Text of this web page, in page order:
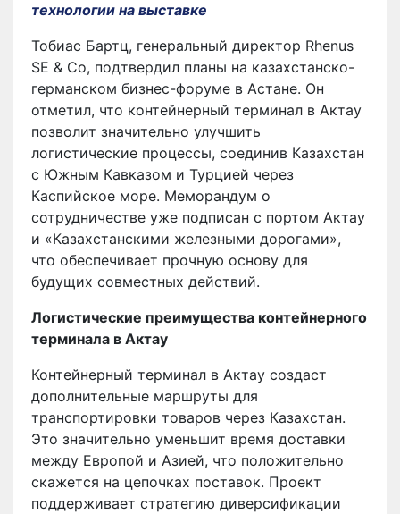
технологии на выставке
Тобиас Бартц, генеральный директор Rhenus
SE & Co, подтвердил планы на казахстанско-
германском бизнес-форуме в Астане. Он
отметил, что контейнерный терминал в Актау
позволит значительно улучшить
логистические процессы, соединив Казахстан
с Южным Кавказом и Турцией через
Каспийское море. Меморандум о
сотрудничестве уже подписан с портом Актау
и «Казахстанскими железными дорогами»,
что обеспечивает прочную основу для
будущих совместных действий.
Логистические преимущества контейнерного
терминала в Актау
Контейнерный терминал в Актау создаст
дополнительные маршруты для
транспортировки товаров через Казахстан.
Это значительно уменьшит время доставки
между Европой и Азией, что положительно
скажется на цепочках поставок. Проект
поддерживает стратегию диверсификации